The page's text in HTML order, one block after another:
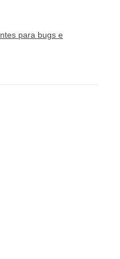
para bugs e